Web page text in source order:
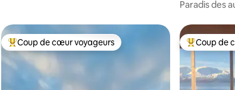
Paradis des
Coup de cœur voyageurs parmi les plus aimés
Coup de cœur voyageurs Coup de
Coup de